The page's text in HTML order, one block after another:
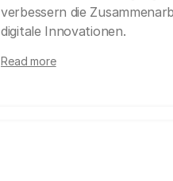
verbessern die
digitale Innovationen.
Read more